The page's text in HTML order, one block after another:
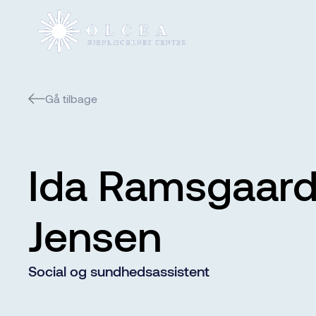
Gå tilbage
Ida Ramsgaard
Jensen
Social og sundhedsassistent